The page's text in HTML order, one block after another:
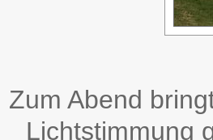
Zum Abend
Lichtstimmung